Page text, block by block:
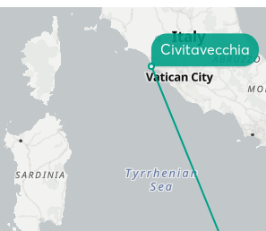
Civitavecchia